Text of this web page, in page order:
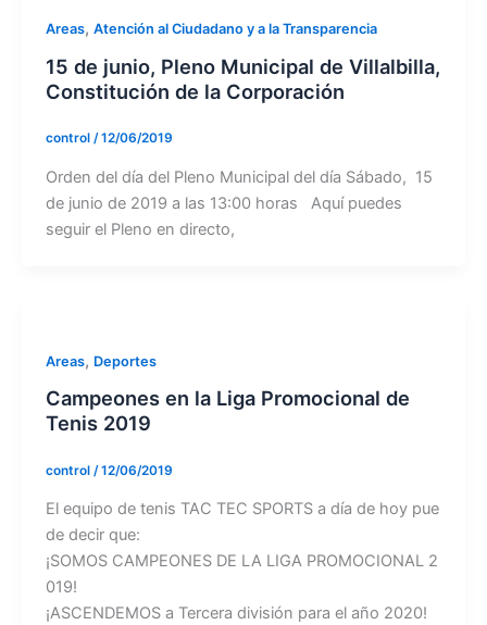
Areas, Atención al Ciudadano y a la Transparencia
15 de junio, Pleno Municipal de Villalbilla,
Constitución de la Corporación
control /12/06/2019
Orden del día del Pleno Municipal del día Sábado, 15
de junio de 2019 a las 13:00 horas Aquí puedes
seguir el Pleno en directo,
Areas, Deportes
Campeones en la Liga Promocional de
Tenis 2019
control /12/06/2019
El equipo de tenis TAC TEC SPORTS a día de hoy pue
de decir que:
¡SOMOS CAMPEONES DE LA LIGA PROMOCIONAL 2
019!
¡ASCENDEMOS a Tercera división para el año 2020!